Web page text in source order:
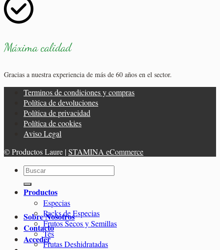
Máxima calidad
Gracias a nuestra experiencia de más de 60 años en el sector.
Terminos de condiciones y compras
Política de devoluciones
Política de privacidad
Política de cookies
Aviso Legal
© Productos Laure |STAMINA eCommerce
Buscar
por:
Productos
Especias
Packs de Especias
Frutos Secos y Semillas
Tés
Frutas Deshidratadas
Sobre Nosotros
Contacto
Acceder